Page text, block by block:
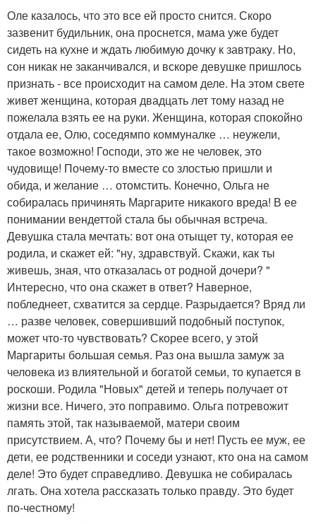
Оле казалось, что это все ей просто снится. Скоро
зазвенит будильник, она проснется, мама уже будет
сидеть на кухне и ждать любимую дочку к завтраку. Но,
сон никак не заканчивался, и вскоре девушке пришлось
признать - все происходит на самом деле. На этом свете
живет женщина, которая двадцать лет тому назад не
пожелала взять ее на руки. Женщина, которая спокойно
отдала ее, Олю, соседямпо коммуналке … неужели,
такое возможно! Господи, это же не человек, это
чудовище! Почему-то вместе со злостью пришли и
обида, и желание … отомстить. Конечно, Ольга не
собиралась причинять Маргарите никакого вреда! В ее
понимании вендеттой стала бы обычная встреча.
Девушка стала мечтать: вот она отыщет ту, которая ее
родила, и скажет ей: "ну, здравствуй. Скажи, как ты
живешь, зная, что отказалась от родной дочери? "
Интересно, что она скажет в ответ? Наверное,
побледнеет, схватится за сердце. Разрыдается? Вряд ли
… разве человек, совершивший подобный поступок,
может что-то чувствовать? Скорее всего, у этой
Маргариты большая семья. Раз она вышла замуж за
человека из влиятельной и богатой семьи, то купается в
роскоши. Родила "Новых" детей и теперь получает от
жизни все. Ничего, это поправимо. Ольга потревожит
память этой, так называемой, матери своим
присутствием. А, что? Почему бы и нет! Пусть ее муж, ее
дети, ее родственники и соседи узнают, кто она на самом
деле! Это будет справедливо. Девушка не собиралась
лгать. Она хотела рассказать только правду. Это будет
по-честному!